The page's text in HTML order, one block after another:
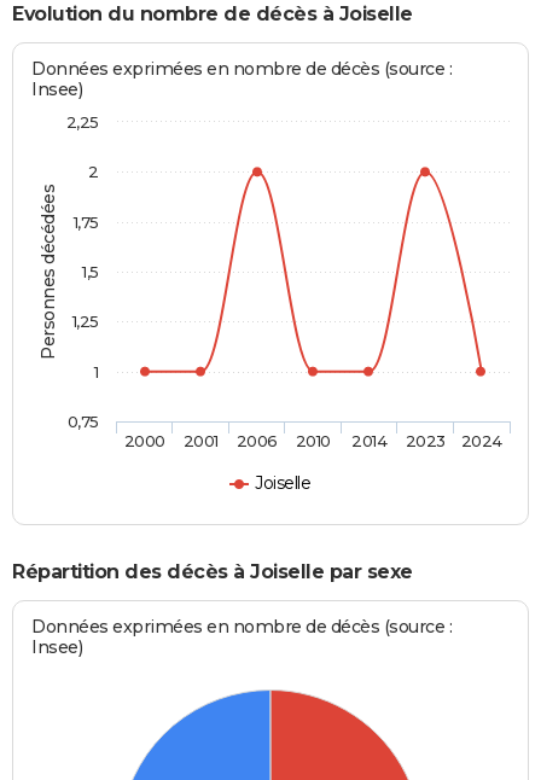
Evolution du nombre de décès à Joiselle
Personnes décédées
Données exprimées en nombre de décès (source :
Insee)
Joiselle
2000 2001 2006 2010 2014 2023 2024
0,75
1
1,25
1,5
1,75
2
2,25
Répartition des décès à Joiselle par sexe
Données exprimées en nombre de décès (source :
Insee)